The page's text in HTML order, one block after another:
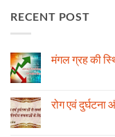
RECENT POST
मंगल ग्रह की
मंगल
ग्रह
रोग एवं दुर्घटना